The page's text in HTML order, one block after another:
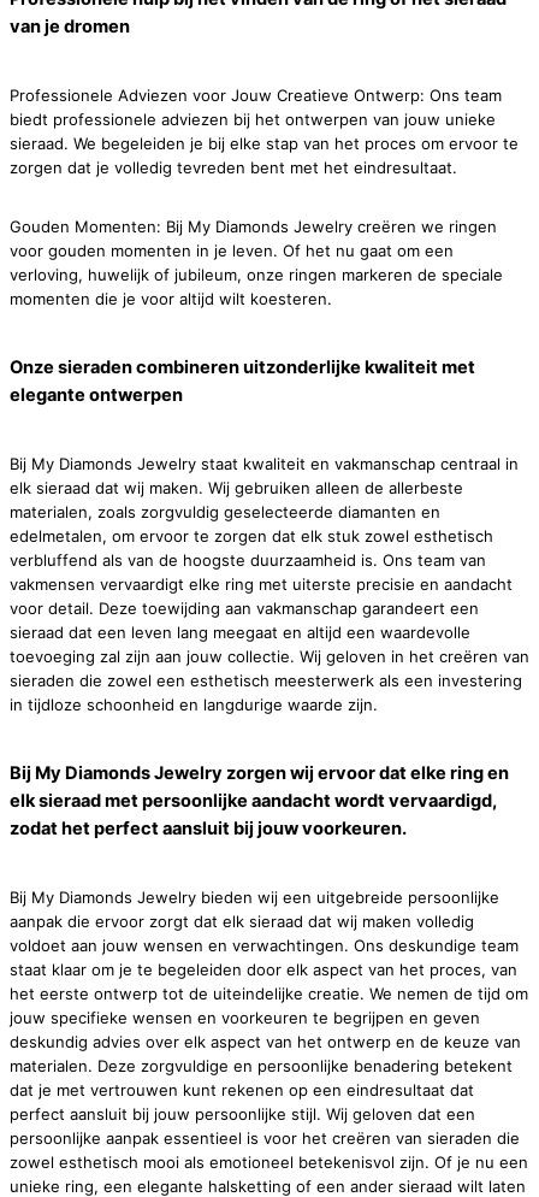
van je dromen
Professionele Adviezen voor Jouw Creatieve Ontwerp: Ons team
biedt professionele adviezen bij het ontwerpen van jouw unieke
sieraad. We begeleiden je bij elke stap van het proces om ervoor te
zorgen dat je volledig tevreden bent met het eindresultaat.
Gouden Momenten: Bij My Diamonds Jewelry creëren we ringen
voor gouden momenten in je leven. Of het nu gaat om een
verloving, huwelijk of jubileum, onze ringen markeren de speciale
momenten die je voor altijd wilt koesteren.
Onze sieraden combineren uitzonderlijke kwaliteit met
elegante ontwerpen
Bij My Diamonds Jewelry staat kwaliteit en vakmanschap centraal in
elk sieraad dat wij maken. Wij gebruiken alleen de allerbeste
materialen, zoals zorgvuldig geselecteerde diamanten en
edelmetalen, om ervoor te zorgen dat elk stuk zowel esthetisch
verbluffend als van de hoogste duurzaamheid is. Ons team van
vakmensen vervaardigt elke ring met uiterste precisie en aandacht
voor detail. Deze toewijding aan vakmanschap garandeert een
sieraad dat een leven lang meegaat en altijd een waardevolle
toevoeging zal zijn aan jouw collectie. Wij geloven in het creëren van
sieraden die zowel een esthetisch meesterwerk als een investering
in tijdloze schoonheid en langdurige waarde zijn.
Bij My Diamonds Jewelry zorgen wij ervoor dat elke ring en
elk sieraad met persoonlijke aandacht wordt vervaardigd,
zodat het perfect aansluit bij jouw voorkeuren.
Bij My Diamonds Jewelry bieden wij een uitgebreide persoonlijke
aanpak die ervoor zorgt dat elk sieraad dat wij maken volledig
voldoet aan jouw wensen en verwachtingen. Ons deskundige team
staat klaar om je te begeleiden door elk aspect van het proces, van
het eerste ontwerp tot de uiteindelijke creatie. We nemen de tijd om
jouw specifieke wensen en voorkeuren te begrijpen en geven
deskundig advies over elk aspect van het ontwerp en de keuze van
materialen. Deze zorgvuldige en persoonlijke benadering betekent
dat je met vertrouwen kunt rekenen op een eindresultaat dat
perfect aansluit bij jouw persoonlijke stijl. Wij geloven dat een
persoonlijke aanpak essentieel is voor het creëren van sieraden die
zowel esthetisch mooi als emotioneel betekenisvol zijn. Of je nu een
unieke ring, een elegante halsketting of een ander sieraad wilt laten